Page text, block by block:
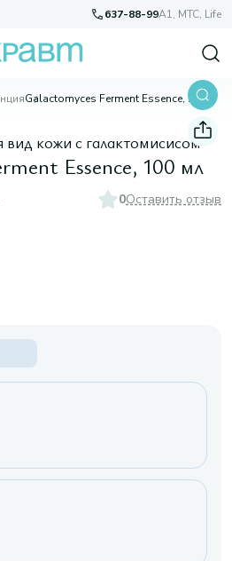
637-88-99A1, МТС, Life
Galactomyces Ferment Essence, 100 мл
кожи с галактомисисом
Essence, 100 мл
0Оставить отзыв